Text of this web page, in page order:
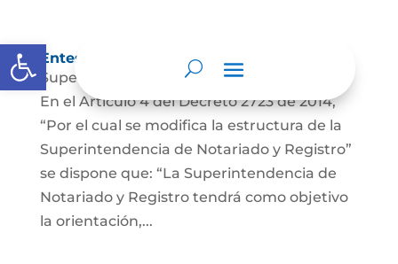
Abrir barra de herramientas
Entes y autoridades que lo vigilan
Superintendencia de Notariado y Registro
En el Artículo 4 del Decreto 2723 de 2014,
“Por el cual se modifica la estructura de la
Superintendencia de Notariado y Registro”
se dispone que: “La Superintendencia de
Notariado y Registro tendrá como objetivo
la orientación,...